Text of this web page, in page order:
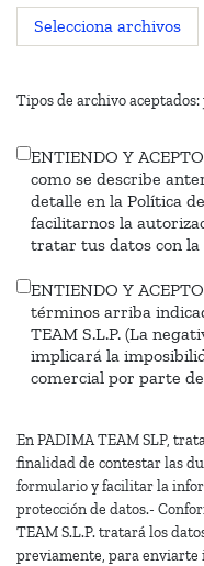
Selecciona archivos
Tipos de archivo
Tratamiento
de
datos
ENTIENDO Y
como se describe
detalle en la Política
facilitarnos la
tratar tus datos con la
Infomación
comercial
ENTIENDO Y
términos arriba
TEAM S.L.P. (La
implicará la
comercial por parte
En PADIMA TEAM SLP,
finalidad de contestar las
formulario y facilitar la
protección de datos.-
TEAM S.L.P. tratará los
previamente, para enviarte